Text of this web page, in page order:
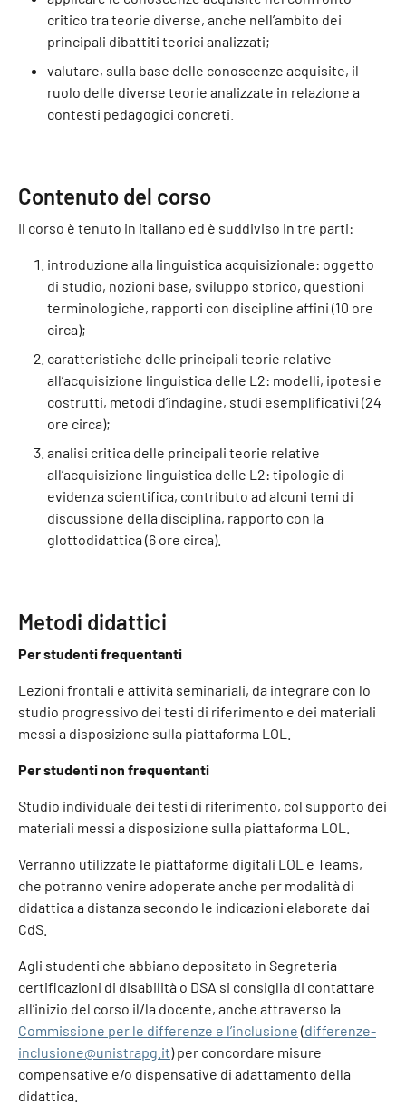
critico tra teorie diverse, anche nell’ambito dei
principali dibattiti teorici analizzati;
valutare, sulla base delle conoscenze acquisite, il
ruolo delle diverse teorie analizzate in relazione a
contesti pedagogici concreti.
Contenuto del corso
Il corso è tenuto in italiano ed è suddiviso in tre parti:
introduzione alla linguistica acquisizionale: oggetto
di studio, nozioni base, sviluppo storico, questioni
terminologiche, rapporti con discipline affini (10 ore
circa);
caratteristiche delle principali teorie relative
all’acquisizione linguistica delle L2: modelli, ipotesi e
costrutti, metodi d’indagine, studi esemplificativi (24
ore circa);
analisi critica delle principali teorie relative
all’acquisizione linguistica delle L2: tipologie di
evidenza scientifica, contributo ad alcuni temi di
discussione della disciplina, rapporto con la
glottodidattica (6 ore circa).
Metodi didattici
Per studenti frequentanti
Lezioni frontali e attività seminariali, da integrare con lo
studio progressivo dei testi di riferimento e dei materiali
messi a disposizione sulla piattaforma LOL.
Per studenti non frequentanti
Studio individuale dei testi di riferimento, col supporto dei
materiali messi a disposizione sulla piattaforma LOL.
Verranno utilizzate le piattaforme digitali LOL e Teams,
che potranno venire adoperate anche per modalità di
didattica a distanza secondo le indicazioni elaborate dai
CdS.
Agli studenti che abbiano depositato in Segreteria
certificazioni di disabilità o DSA si consiglia di contattare
all’inizio del corso il/la docente, anche attraverso la
Commissione per le differenze e l’inclusione (differenze-
inclusione@unistrapg.it) per concordare misure
compensative e/o dispensative di adattamento della
didattica.